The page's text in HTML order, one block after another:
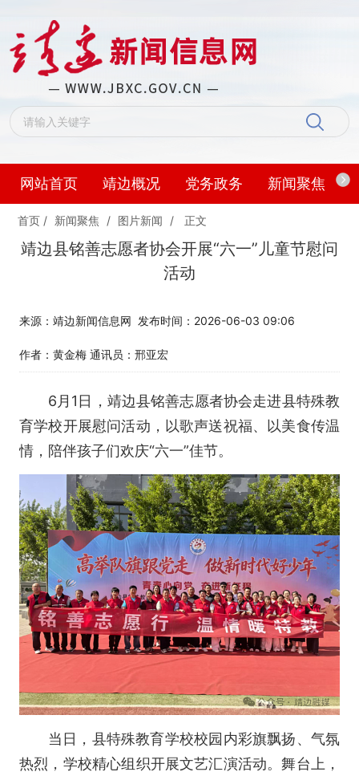
网站首页 靖边概况 党务政务 新闻聚焦
首页 / 新闻聚焦 / 图片新闻 / 正文
靖边县铭善志愿者协会开展“六一”儿童节慰问
活动
来源：靖边新闻信息网 发布时间：2026-06-03 09:06
作者：黄金梅 通讯员：邢亚宏
6月1日，靖边县铭善志愿者协会走进县特殊教
育学校开展慰问活动，以歌声送祝福、以美食传温
情，陪伴孩子们欢庆“六一”佳节。
当日，县特殊教育学校校园内彩旗飘扬、气氛
热烈，学校精心组织开展文艺汇演活动。舞台上，